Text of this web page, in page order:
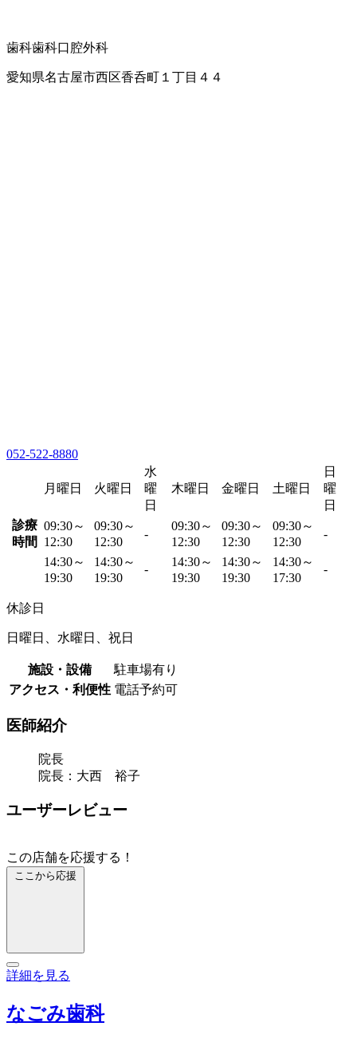
歯科歯科口腔外科
愛知県名古屋市西区香呑町１丁目４４
052-522-8880
月曜日 火曜日
水
曜
日
木曜日 金曜日 土曜日
日
曜
日
診療
時間
09:30～
12:30
09:30～
12:30
-
09:30～
12:30
09:30～
12:30
09:30～
12:30
-
14:30～
19:30
14:30～
19:30
-
14:30～
19:30
14:30～
19:30
14:30～
17:30
-
休診日
日曜日、水曜日、祝日
施設・設備
駐車場有り
アクセス・利便性 電話予約可
医師紹介
院長
院長：大西 裕子
ユーザーレビュー
この店舗を応援する！
ここから応援
詳細を見る
なごみ歯科